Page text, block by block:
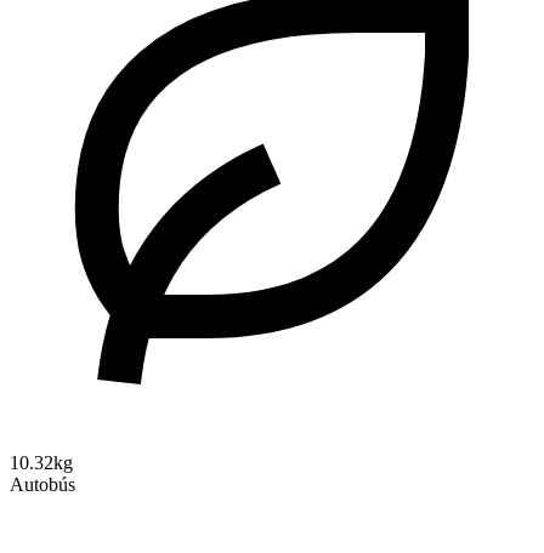
10.32kg
Autobús